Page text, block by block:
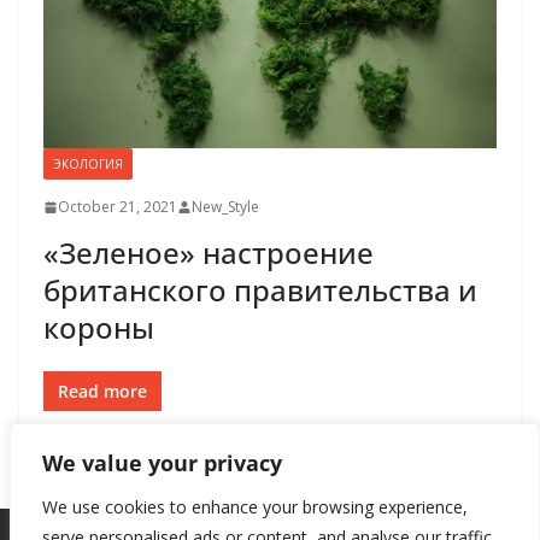
We value your privacy
We use cookies to enhance your browsing experience,
ЭКОЛОГИЯ
October 21, 2021 New_Style
«Зеленое» настроение
британского правительства и
короны
Read more